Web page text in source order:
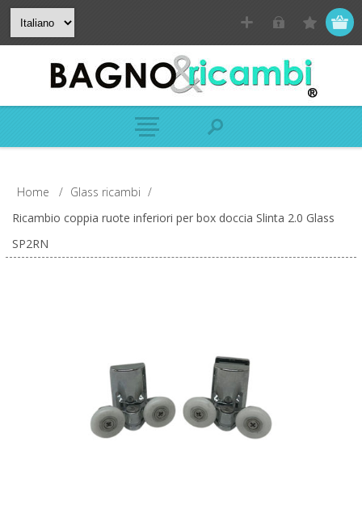
Home / Glass ricambi /
Ricambio coppia ruote inferiori per box doccia Slinta 2.0 Glass
SP2RN